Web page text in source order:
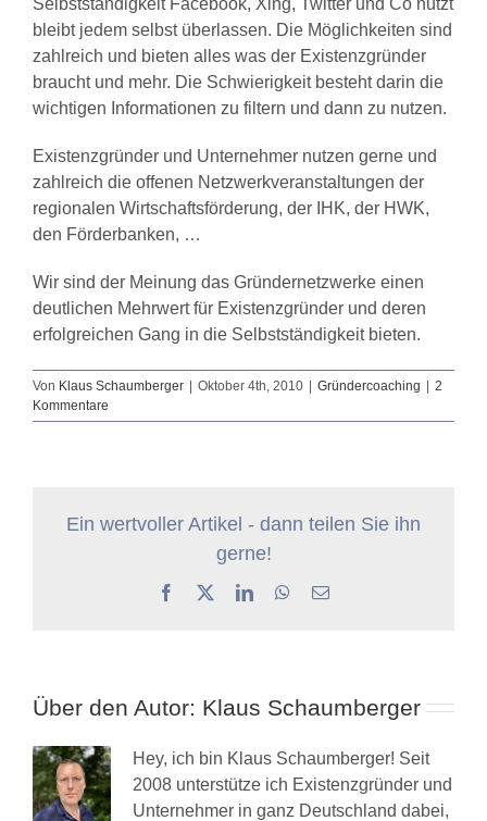
Selbstständigkeit Facebook, Xing, Twitter und Co nutzt
bleibt jedem selbst überlassen. Die Möglichkeiten sind
zahlreich und bieten alles was der Existenzgründer
braucht und mehr. Die Schwierigkeit besteht darin die
wichtigen Informationen zu filtern und dann zu nutzen.
Existenzgründer und Unternehmer nutzen gerne und
zahlreich die offenen Netzwerkveranstaltungen der
regionalen Wirtschaftsförderung, der IHK, der HWK,
den Förderbanken, …
Wir sind der Meinung das Gründernetzwerke einen
deutlichen Mehrwert für Existenzgründer und deren
erfolgreichen Gang in die Selbstständigkeit bieten.
Von Klaus Schaumberger Oktober 4th, 2010 Gründercoaching
2
Kommentare
Ein wertvoller Artikel - dann teilen Sie ihn
gerne!
Facebook LinkedInWhatsApp
E-
Über den Autor: Klaus Schaumberger
Hey, ich bin Klaus Schaumberger! Seit
2008 unterstütze ich Existenzgründer und
Unternehmer in ganz Deutschland dabei,